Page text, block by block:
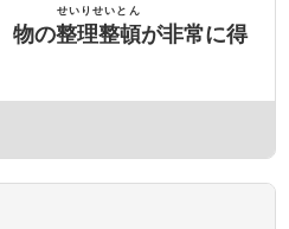
物の整理整頓
せいりせいとん
が非常に得